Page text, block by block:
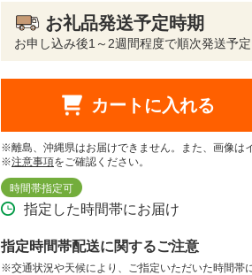
お礼品発送予定時期
お申し込み後1～2週間程度で順次発送予
カートに入れる
※離島、沖縄県はお届けできません。また、画像は
※注意事項をご確認ください。
時間帯指定可
指定した時間帯にお届け
指定時間帯配送に関するご注意
※交通状況や天候により、ご指定いただいた時間帯